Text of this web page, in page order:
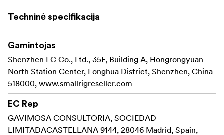
laikyti ir valdyti, be to, ji tinka ir kairiarankiams, ir
dešiniarankiams naudotojams.
Vaizdo galvutėje taip pat yra viena 1/4"-20 srieginė skylė,
skirta magiškajai rankenai ir kitiems priedams pritvirtinti,
ir įmontuotas veržliaraktis, padedantis sumontuoti ir
atlaisvinti kamerą.
Techninė specifikacija
Gamintojas
Shenzhen LC Co., Ltd., 35F, Building A, Hongrongyuan
North Station Center, Longhua District, Shenzhen, China
518000, www.smallrigreseller.com
EC Rep
GAVIMOSA CONSULTORIA, SOCIEDAD
LIMITADACASTELLANA 9144, 28046 Madrid, Spain,